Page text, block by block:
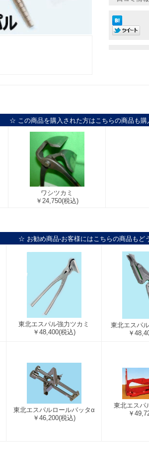
☆ この商品を購入された方はこちらの商品も
ワシツカミ
￥24,750(税込)
☆ お勧め商品-お客様にはこちらの商品もど
東北エスパル強力ツカミ
￥48,400(税込)
東北エスパ
￥
東北エスパルロールバッタα
￥46,200(税込)
東北エスパ
￥